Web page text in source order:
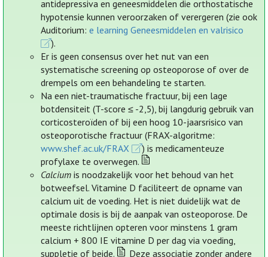
antidepressiva en geneesmiddelen die orthostatische
hypotensie kunnen veroorzaken of verergeren (zie ook
Auditorium:e learning Geneesmiddelen en valrisico
).
Er is geen consensus over het nut van een
systematische screening op osteoporose of over de
drempels om een behandeling te starten.
Na een niet-traumatische fractuur, bij een lage
botdensiteit (T-score ≤ -2,5), bij langdurig gebruik van
corticosteroïden of bij een hoog 10-jaarsrisico van
osteoporotische fractuur (FRAX-algoritme:
www.shef.ac.uk/FRAX
) is medicamenteuze
profylaxe te overwegen.
Calcium is noodzakelijk voor het behoud van het
botweefsel. Vitamine D faciliteert de opname van
calcium uit de voeding. Het is niet duidelijk wat de
optimale dosis is bij de aanpak van osteoporose. De
meeste richtlijnen opteren voor minstens 1 gram
calcium + 800 IE vitamine D per dag via voeding,
suppletie of beide.
Deze associatie zonder andere